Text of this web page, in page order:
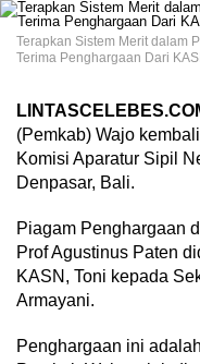
Terapkan Sistem Merit dalam
Terima Penghargaan Dari
(Pemkab) Wajo
Komisi Aparatur Sipil
Denpasar, Bali.
Piagam Penghargaan
Prof Agustinus Paten
KASN, Toni kepada
Armayani.
Penghargaan ini